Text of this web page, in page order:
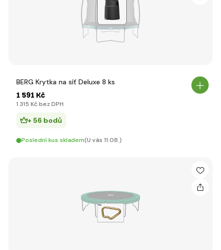
BERG Krytka na síť Deluxe 8 ks
1 591 Kč
1 315 Kč bez DPH
+ 56 bodů
Poslední kus skladem(U vás 11.08.)